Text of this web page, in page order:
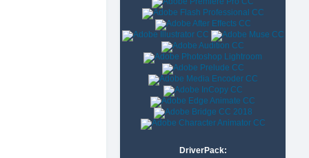
DriverPack: